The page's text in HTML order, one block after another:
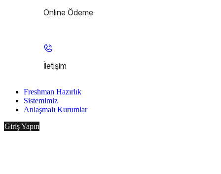
Online Ödeme
İletişim
Freshman Hazırlık
Sistemimiz
Anlaşmalı Kurumlar
Giriş Yapın